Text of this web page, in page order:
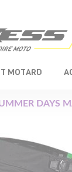
MOTARD
DAYS